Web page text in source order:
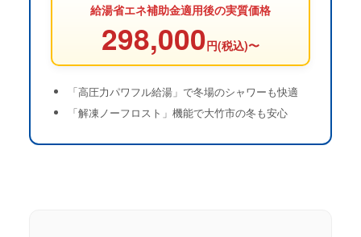
給湯省エネ補助金適用後の実質価格
298,000円(税込)〜
「高圧力パワフル給湯」で冬場のシャワーも快適
「解凍ノーフロスト」機能で大竹市の冬も安心